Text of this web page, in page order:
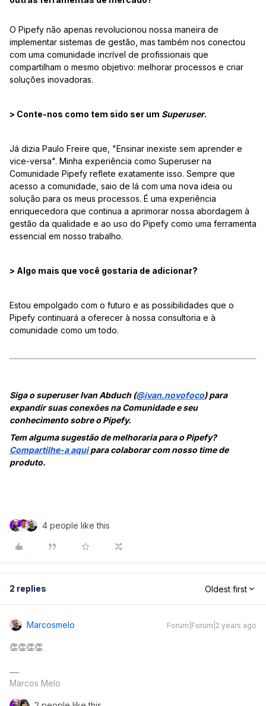
O Pipefy não apenas revolucionou nossa maneira de
implementar sistemas de gestão, mas também nos conectou
com uma comunidade incrível de profissionais que
compartilham o mesmo objetivo: melhorar processos e criar
soluções inovadoras.
> Conte-nos como tem sido ser um Superuser.
Já dizia Paulo Freire que, "Ensinar inexiste sem aprender e
vice-versa". Minha experiência como Superuser na
Comunidade Pipefy reflete exatamente isso. Sempre que
acesso a comunidade, saio de lá com uma nova ideia ou
solução para os meus processos. É uma experiência
enriquecedora que continua a aprimorar nossa abordagem à
gestão da qualidade e ao uso do Pipefy como uma ferramenta
essencial em nosso trabalho.
> Algo mais que você gostaria de adicionar?
Estou empolgado com o futuro e as possibilidades que o
Pipefy continuará a oferecer à nossa consultoria e à
comunidade como um todo.
Siga o superuser Ivan Abduch (@ivan.novofoco) para
expandir suas conexões na Comunidade e seu
conhecimento sobre o Pipefy.
Tem alguma sugestão de melhoraria para o Pipefy?
Compartilhe-a aquipara colaborar com nosso time de
produto.
4 people like this
2 replies Oldest first
Marcosmelo Forum|Forum|2 years ago
👏👏👏👏
Marcos Melo